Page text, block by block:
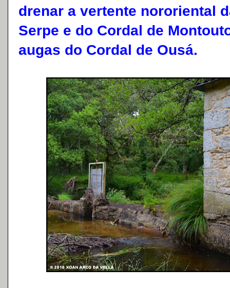
drenar a vertente nororiental
Serpe e do Cordal de
augas do Cordal de Ousá.